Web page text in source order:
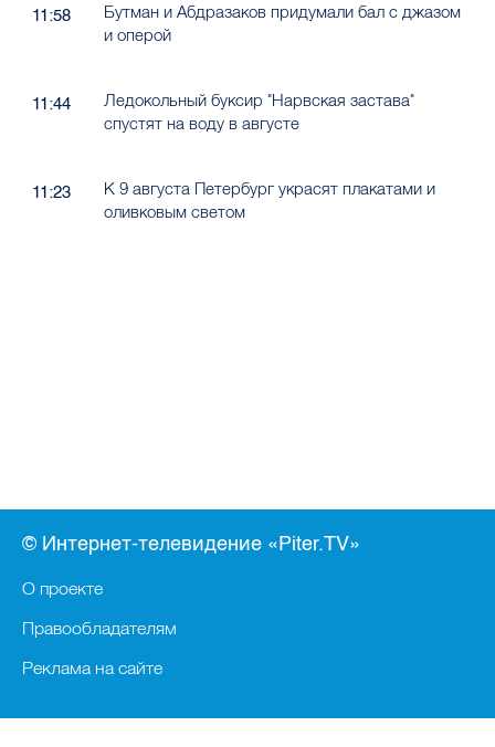
11:58
Бутман и Абдразаков придумали бал с джазом
и оперой
11:44
Ледокольный буксир "Нарвская застава"
спустят на воду в августе
11:23
К 9 августа Петербург украсят плакатами и
оливковым светом
© Интернет-телевидение «Piter.TV»
О проекте
Правообладателям
Реклама на сайте